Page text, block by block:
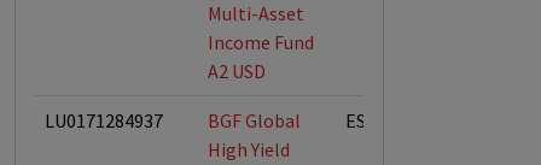
Multi-Asset
Income Fund
A2 USD
LU0171284937
BGF Global
High Yield
ESG-Fonds